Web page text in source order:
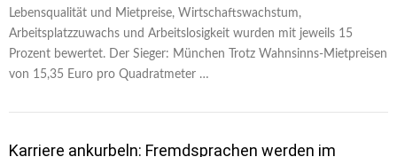
Lebensqualität und Mietpreise, Wirtschaftswachstum,
Arbeitsplatzzuwachs und Arbeitslosigkeit wurden mit jeweils 15
Prozent bewertet. Der Sieger: München Trotz Wahnsinns-Mietpreisen
von 15,35 Euro pro Quadratmeter …
Karriere ankurbeln: Fremdsprachen werden im